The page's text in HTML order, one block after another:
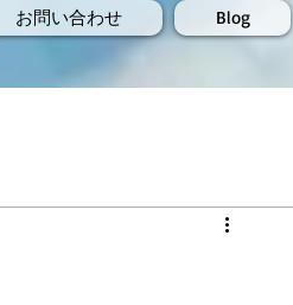
お問い合わせ Blog